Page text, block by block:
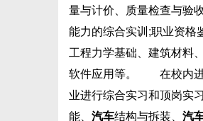
量与计价、质量检查与验
能力的综合实训;职业资
工程力学基础、建筑材料
软件应用等。 在校内进
业进行综合实习和顶岗实
能、 汽车结构与拆装、 汽